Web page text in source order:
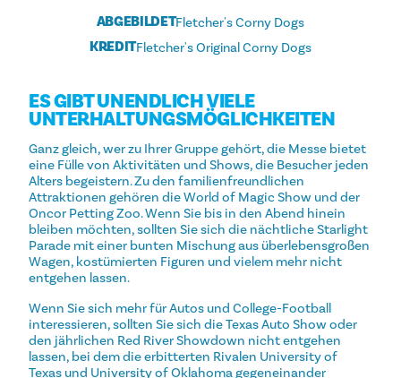
ABGEBILDETFletcher's Corny Dogs
KREDITFletcher's Original Corny Dogs
ES GIBT UNENDLICH VIELE
UNTERHALTUNGSMÖGLICHKEITEN
Ganz gleich, wer zu Ihrer Gruppe gehört, die Messe bietet
eine Fülle von Aktivitäten und Shows, die Besucher jeden
Alters begeistern. Zu den familienfreundlichen
Attraktionen gehören die World of Magic Show und der
Oncor Petting Zoo. Wenn Sie bis in den Abend hinein
bleiben möchten, sollten Sie sich die nächtliche Starlight
Parade mit einer bunten Mischung aus überlebensgroßen
Wagen, kostümierten Figuren und vielem mehr nicht
entgehen lassen.
Wenn Sie sich mehr für Autos und College-Football
interessieren, sollten Sie sich die Texas Auto Show oder
den jährlichen Red River Showdown nicht entgehen
lassen, bei dem die erbitterten Rivalen University of
Texas und University of Oklahoma gegeneinander